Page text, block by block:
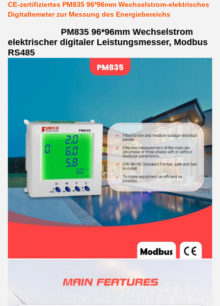
CE-zertifiziertes PM835 96*96mm Wechselstrom-elektrisches
Digitaltemeter zur Messung des Energiebereichs
PM835 96*96mm Wechselstrom
elektrischer digitaler Leistungsmesser, Modbus
RS485